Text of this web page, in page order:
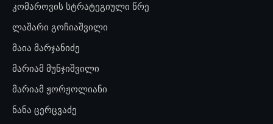
კომაროვის სტრატეგიული წრე
ლაშარი გოჩიაშვილი
მაია მარჯანიძე
მარიამ მუნჯიშვილი
მარიამ ჟორჟოლიანი
ნანა ცერცვაძე